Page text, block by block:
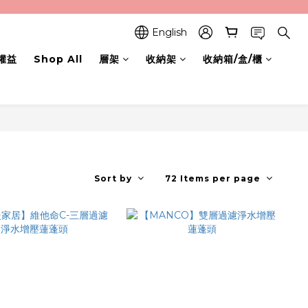
English
益 Shop All 層架 收納架 收納箱/盒/櫃
Sort by 72 Items per page